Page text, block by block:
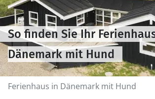
Ferienhaus in Dänemark mit Hund
So finden Sie Ihr
Dänemark mit Hund